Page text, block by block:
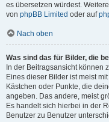
es übersetzen würdest.
von phpBB Limited oder auf
Nach oben
Was sind das für Bilder, die
In der Beitragsansicht können
Eines dieser Bilder ist meist
Kästchen oder Punkte, die
angeben. Das andere, meist
Es handelt sich hierbei in der
Benutzer zu Benutzer